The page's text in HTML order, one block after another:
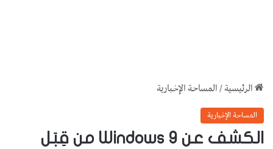
الرئيسية/المساحة الإخبارية
المساحة الإخبارية
الكشف عن Windows 9 من قِبَل